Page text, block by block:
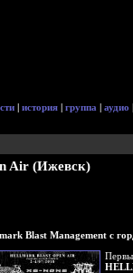
| история | группа | аудио |
Air (Ижевск)
Blast Management с